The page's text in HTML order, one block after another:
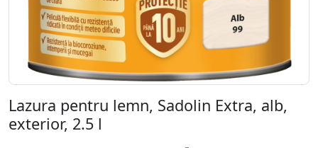
Lazura pentru lemn, Sadolin Extra, alb,
exterior, 2.5 l